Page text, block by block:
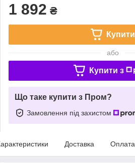
1 892 ₴
Купити
або
Купити з
Що таке купити з Пром?
Замовлення під захистом
Доставка Оплата